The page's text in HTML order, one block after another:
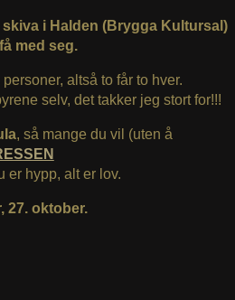
i Halden (Brygga Kultursal)
med seg.
altså to får to hver.
selv, det takker jeg stort for!!!
, så mange du vil (uten å
er hypp, alt er lov.
27. oktober.